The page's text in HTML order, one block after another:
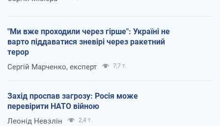
"Ми вже проходили через гірше": Україні не
варто піддаватися зневірі через ракетний
терор
Сергій Марченко, експерт 7,7 т.
Захід проспав загрозу: Росія може
перевірити НАТО війною
Леонід Невзлін 2,4 т.